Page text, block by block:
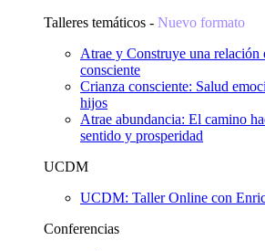
Talleres temáticos - Nuevo formato
Atrae y Construye una relación
consciente
Crianza consciente: Salud
hijos
Atrae abundancia: El camino
sentido y prosperidad
UCDM
UCDM: Taller Online con
Conferencias